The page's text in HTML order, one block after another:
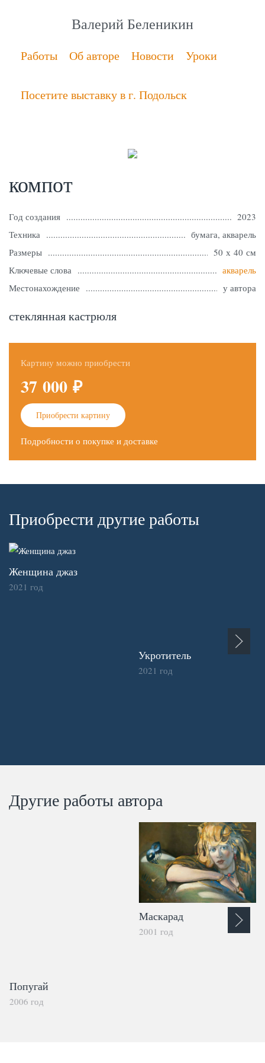
Валерий Беленикин
Работы Об авторе Новости Уроки
Посетите выставку в г. Подольск
компот
Год создания
2023
Техника
бумага, акварель
Размеры
50 х 40 см
Ключевые слова
акварель
Местонахождение
у автора
стеклянная кастрюля
Картину можно приобрести
37 000 ₽
Приобрести картину
Подробности о покупке и доставке
Приобрести другие работы
Женщина джаз
2021 год
Укротитель
2021 год
Другие работы автора
Попугай
2006 год
Маскарад
2001 год